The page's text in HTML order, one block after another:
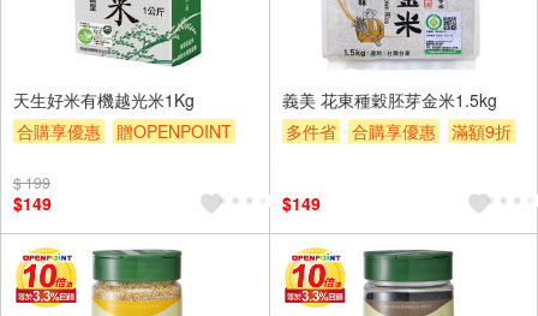
天生好米有機越光米1Kg
合購享優惠
贈OPENPOINT
$ 199
$149
義美 花東種穀胚芽金米1.5kg
多件省
合購享優惠
滿額9折
$149